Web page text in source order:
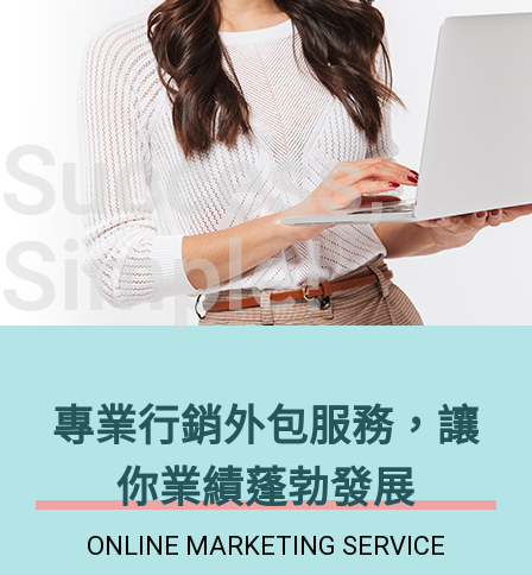
Success,
Simple!
專業行銷外包服務，讓
你業績蓬勃發展
ONLINE MARKETING SERVICE